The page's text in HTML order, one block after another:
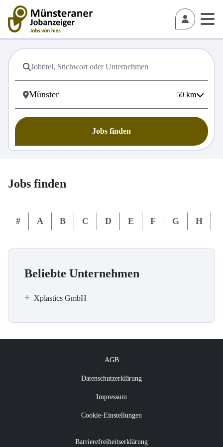
50 km
Jobs finden
Jobs finden
# A B C D E F G H
Beliebte Unternehmen
Xplastics GmbH
AGB
Datenschutzerklärung
Impressum
Cookie-Einstellungen
Barrierefreiheitserklärung